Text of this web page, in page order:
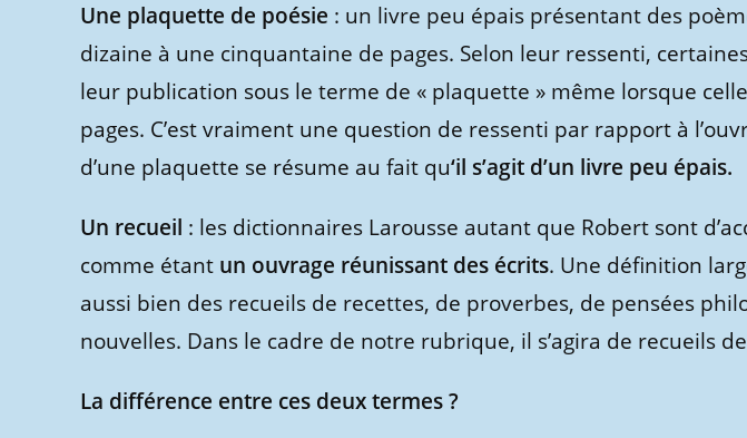
Une plaquette de poésie : un livre peu épais présentant des
dizaine à une cinquantaine de pages. Selon leur ressenti,
leur publication sous le terme de « plaquette » même lorsque
pages. C’est vraiment une question de ressenti par rapport à
d’une plaquette se résume au fait qu‘il s’agit d’un livre peu épais.
Un recueil : les dictionnaires Larousse autant que Robert sont
comme étant un ouvrage réunissant des écrits. Une définition
aussi bien des recueils de recettes, de proverbes, de pensées
nouvelles. Dans le cadre de notre rubrique, il s’agira de recueils
La différence entre ces deux termes ?